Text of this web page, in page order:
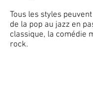
Tous les styles
de la pop au jazz en
classique, la comédie
rock.